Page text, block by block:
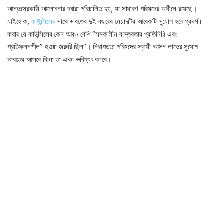
আন্তঃসরকারী আলোচনার দ্বারা পরিচালিত হয়, যা সাধারণ পরিষদের অধীনে রয়েছে।
যাইহোক, কাউন্সিলের সাথে ভারতের দুই বছরের মেয়াদটির আরেকটি সুযোগ হবে প্রদর্শন
করার যে কাউন্সিলের কেন আরও বেশি “সমকালীন বাস্তবতার প্রতিনিধি এবং
প্রতিফলনশীল” হওয়া জরুরি ছিল”। নিরাপত্তা পরিষদের স্থায়ী আসন লাভের সুযোগ
ভারতের আসবে কিনা তা এখন ভবিষ্যৎ বলবে।